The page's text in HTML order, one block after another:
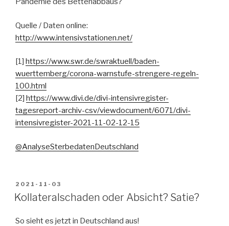
Quelle / Daten online:
http://www.intensivstationen.net/
[1] https://www.swr.de/swraktuell/baden-
wuerttemberg/corona-warnstufe-strengere-regeln-
100.html
[2] https://www.divi.de/divi-intensivregister-
tagesreport-archiv-csv/viewdocument/6071/divi-
intensivregister-2021-11-02-12-15
@AnalyseSterbedatenDeutschland
VERÖFFENTLICHT
AM
2021-11-03
Kollateralschaden oder Absicht? Satie?
So sieht es jetzt in Deutschland aus!